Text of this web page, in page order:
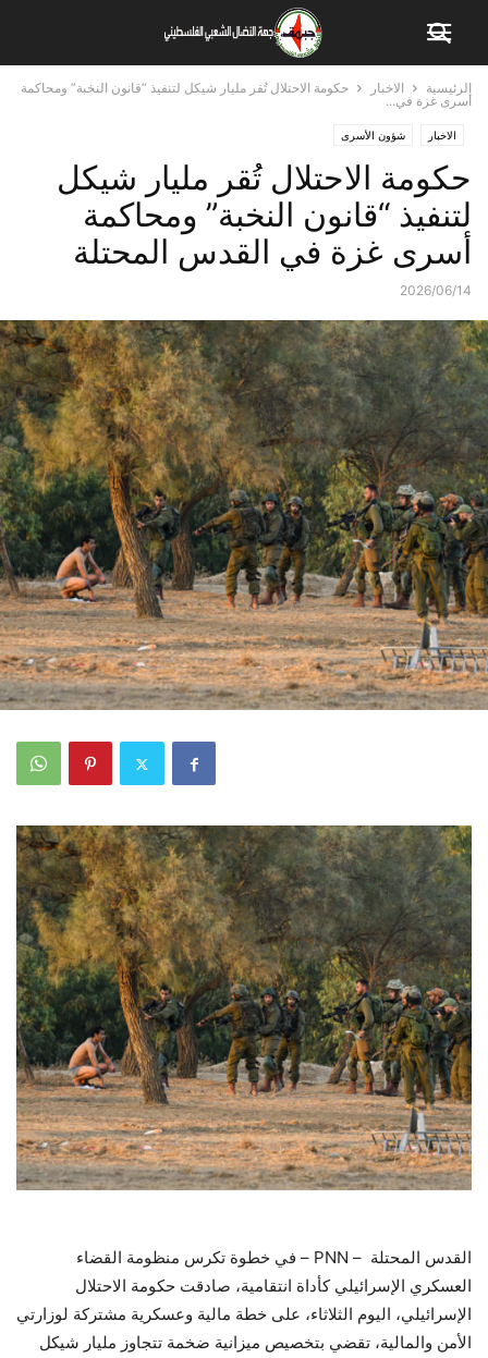
الرئيسية الاخبار
حكومة الاحتلال تُقر مليار شيكل لتنفيذ “قانون النخبة” ومحاكمة
أسرى غزة في...
الاخبار شؤون الأسرى
حكومة الاحتلال تُقر مليار شيكل
لتنفيذ “قانون النخبة” ومحاكمة
أسرى غزة في القدس المحتلة
2026/06/14
القدس المحتلة – PNN – في خطوة تكرس منظومة القضاء
العسكري الإسرائيلي كأداة انتقامية، صادقت حكومة الاحتلال
الإسرائيلي، اليوم الثلاثاء، على خطة مالية وعسكرية مشتركة لوزارتي
الأمن والمالية، تقضي بتخصيص ميزانية ضخمة تتجاوز مليار شيكل